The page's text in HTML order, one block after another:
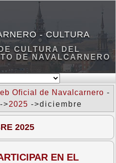
- CULTURA
CULTURA DEL
DE NAVALCARNERO
Oficial de Navalcarnero -
->2025 ->diciembre
2025
EN EL